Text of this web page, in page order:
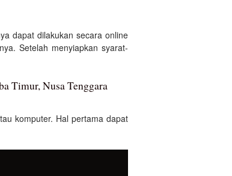
dapat dilakukan secara online
Setelah menyiapkan syarat-
Timur, Nusa Tenggara
komputer. Hal pertama dapat